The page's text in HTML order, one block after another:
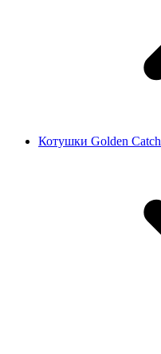
Котушки Golden Catch